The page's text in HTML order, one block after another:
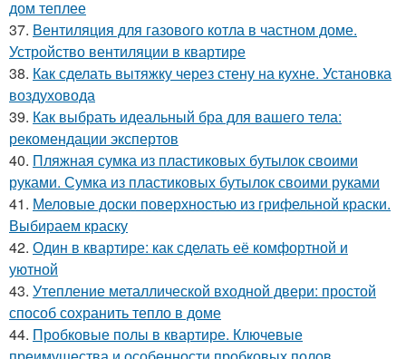
дом теплее
37. Вентиляция для газового котла в частном доме.
Устройство вентиляции в квартире
38. Как сделать вытяжку через стену на кухне. Установка
воздуховода
39. Как выбрать идеальный бра для вашего тела:
рекомендации экспертов
40. Пляжная сумка из пластиковых бутылок своими
руками. Сумка из пластиковых бутылок своими руками
41. Меловые доски поверхностью из грифельной краски.
Выбираем краску
42. Один в квартире: как сделать её комфортной и
уютной
43. Утепление металлической входной двери: простой
способ сохранить тепло в доме
44. Пробковые полы в квартире. Ключевые